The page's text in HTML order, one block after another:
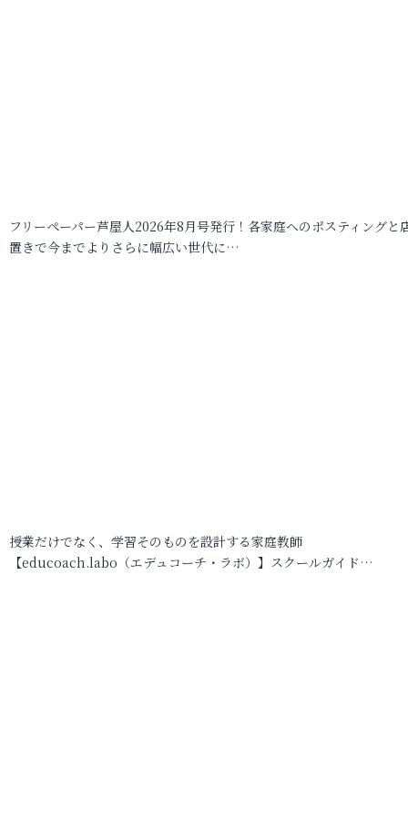
フリーペーパー芦屋人2026年8月号発行！各家庭へのポスティングと
置きで今までよりさらに幅広い世代に…
授業だけでなく、学習そのものを設計する家庭教師
【educoach.labo（エデュコーチ・ラボ）】スクールガイド…